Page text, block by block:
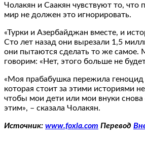
Чолакян и Саакян чувствуют то, что
мир не должен это игнорировать.
«Турки и Азербайджан вместе, и
Сто лет назад они вырезали 1,5
они пытаются сделать то же самое.
говорим: «Нет, этого больше не
«Моя прабабушка пережила геноцид
которая стоит за этими историями
чтобы мои дети или мои внуки снова
этим», – сказала Чолакян.
Источник: www.foxla.com Перевод